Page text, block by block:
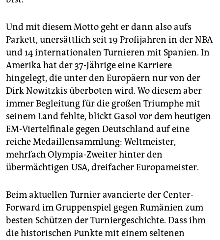
Und mit diesem Motto geht er dann also aufs
Parkett, unersättlich seit 19 Profijahren in der NBA
und 14 internationalen Turnieren mit Spanien. In
Amerika hat der 37-Jährige eine Karriere
hingelegt, die unter den Europäern nur von der
Dirk Nowitzkis überboten wird. Wo diesem aber
immer Begleitung für die großen Triumphe mit
seinem Land fehlte, blickt Gasol vor dem heutigen
EM-Viertelfinale gegen Deutschland auf eine
reiche Medaillensammlung: Weltmeister,
mehrfach Olympia-Zweiter hinter den
übermächtigen USA, dreifacher Europameister.
Beim aktuellen Turnier avancierte der Center-
Forward im Gruppenspiel gegen Rumänien zum
besten Schützen der Turniergeschichte. Dass ihm
die historischen Punkte mit einem seltenen